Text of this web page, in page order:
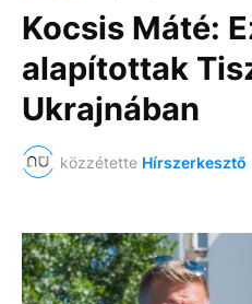
Kocsis Máté:
alapítottak
Ukrajnában
közzétette Hírszerkesztő